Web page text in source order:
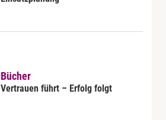
Bücher
Vertrauen führt – Erfolg folgt